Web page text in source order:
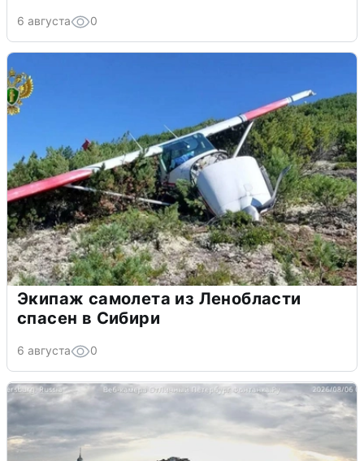
6 августа 0
Экипаж самолета из Ленобласти
спасен в Сибири
6 августа 0